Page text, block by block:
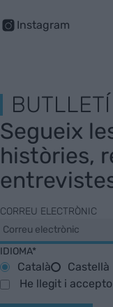
Instagram
BUTLLETÍ
Segueix
històries,
CORREU ELECTRÒNIC
IDIOMA*
Català
Castellà
He llegit i